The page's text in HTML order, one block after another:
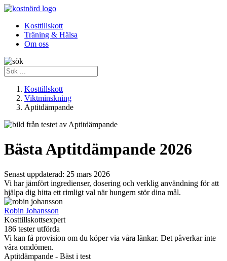
Kosttillskott
Träning & Hälsa
Om oss
Kosttillskott
Viktminskning
Aptitdämpande
Bästa Aptitdämpande 2026
Senast uppdaterad: 25 mars 2026
Vi har jämfört ingredienser, dosering och verklig användning för att
hjälpa dig hitta ett rimligt val när hungern stör dina mål.
Robin Johansson
Kosttillskottsexpert
186 tester utförda
Vi kan få provision om du köper via våra länkar. Det påverkar inte
våra omdömen.
Aptitdämpande - Bäst i test